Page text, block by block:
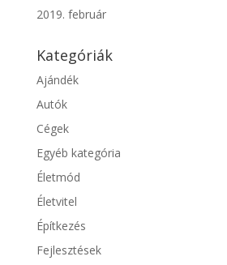
2019. február
Kategóriák
Ajándék
Autók
Cégek
Egyéb kategória
Életmód
Életvitel
Építkezés
Fejlesztések